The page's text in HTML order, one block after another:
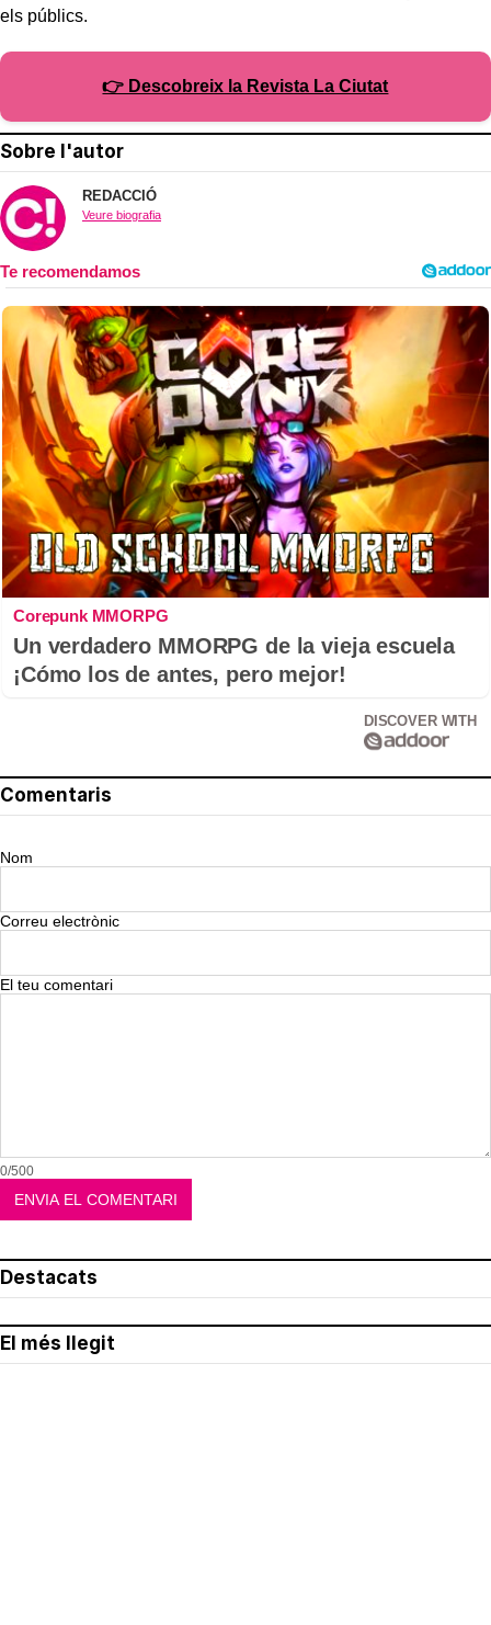
els públics.
👉 Descobreix la Revista La Ciutat
Sobre l'autor
REDACCIÓ
Veure biografia
Corepunk MMORPG
Un verdadero MMORPG de la vieja escuela
¡Cómo los de antes, pero mejor!
DISCOVER WITH
Comentaris
Nom
Correu electrònic
El teu comentari
0/500
Destacats
El més llegit